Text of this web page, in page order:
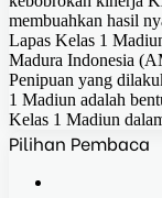
membuahkan hasil
Lapas Kelas 1
Madura Indonesia
Penipuan yang
1 Madiun adalah
Kelas 1 Madiun
Pilihan Pembaca